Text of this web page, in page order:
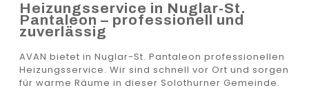
Heizungsservice in Nuglar-St.
Pantaleon – professionell und
zuverlässig
AVAN bietet in Nuglar-St. Pantaleon professionellen
Heizungsservice. Wir sind schnell vor Ort und sorgen
für warme Räume in dieser Solothurner Gemeinde.